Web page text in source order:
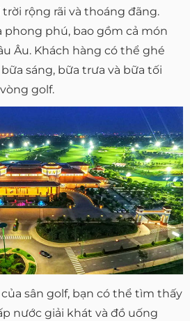
rộng rãi và thoáng đãng.
phong phú, bao gồm cả món
Âu. Khách hàng có thể ghé
sáng, bữa trưa và bữa tối
golf.
sân golf, bạn có thể tìm thấy
nước giải khát và đồ uống